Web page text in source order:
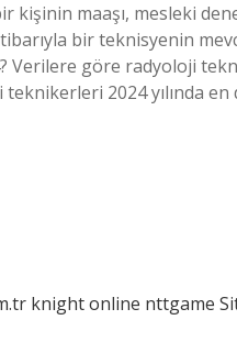
kişinin maaşı, mesleki
bir teknisyenin
Verilere göre radyoloji
2024 yılında en
knight online nttgame